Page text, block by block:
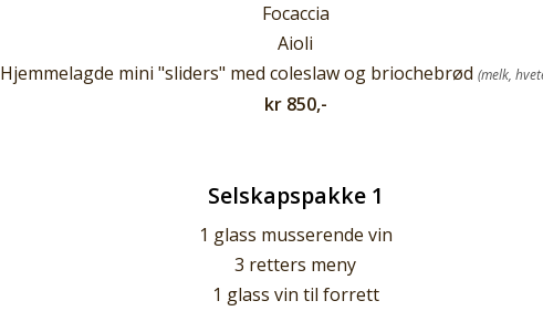
Focaccia
Aioli
Hjemmelagde mini "sliders" med coleslaw og briochebrød (melk,
kr 850,-
Selskapspakke 1
1 glass musserende vin
3 retters meny
1 glass vin til forrett